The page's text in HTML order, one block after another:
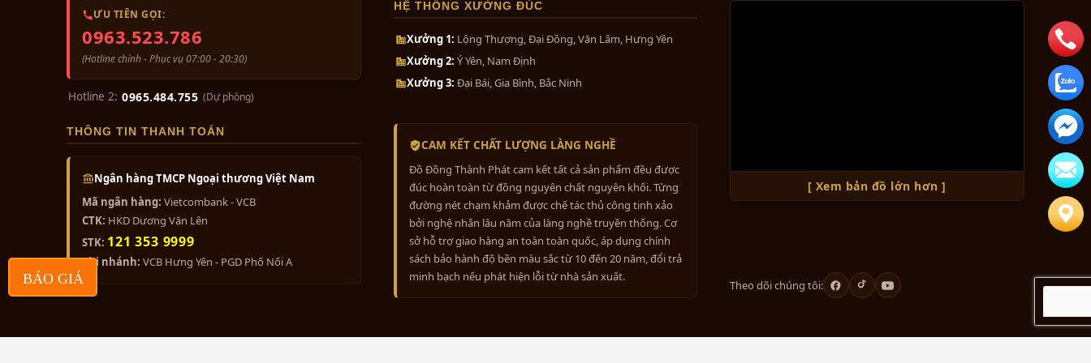
Đạo giáo và lòng từ bi của Phật giáo. Đây là cách tôn vinh toàn thể các vị tiền nhân đã có công gầy dựng phước
đức cho dòng họ từ thuở ban sơ cho đến tận ngàn đời sau.
ƯU TIÊN GỌI:
0963.523.786
(Hotline chính - Phục vụ 07:00 - 20:30)
Hotline 2: 0965.484.755 (Dự phòng)
THÔNG TIN THANH TOÁN
Ngân hàng TMCP Ngoại thương Việt Nam
Mã ngân hàng: Vietcombank - VCB
CTK: HKD Dương Văn Lên
STK: 121 353 9999
Chi nhánh: VCB Hưng Yên - PGD Phố Nối A
HỆ THỐNG XƯỞNG ĐÚC
Xưởng 1: Lộng Thượng, Đại Đồng, Văn Lâm, Hưng Yên
Xưởng 2: Ý Yên, Nam Định
Xưởng 3: Đại Bái, Gia Bình, Bắc Ninh
CAM KẾT CHẤT LƯỢNG LÀNG NGHỀ
Đồ Đồng Thành Phát cam kết tất cả sản phẩm đều được
đúc hoàn toàn từ đồng nguyên chất nguyên khối. Từng
đường nét chạm khảm được chế tác thủ công tinh xảo
bởi nghệ nhân lâu năm của làng nghề truyền thống. Cơ
sở hỗ trợ giao hàng an toàn toàn quốc, áp dụng chính
sách bảo hành độ bền màu sắc từ 10 đến 20 năm, đổi trả
minh bạch nếu phát hiện lỗi từ nhà sản xuất.
[ Xem bản đồ lớn hơn ]
Theo dõi chúng tôi:
BÁO GIÁ